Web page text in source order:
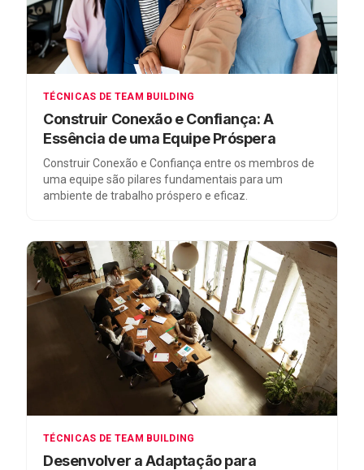
TÉCNICAS DE TEAM BUILDING
Construir Conexão e Confiança: A
Essência de uma Equipe Próspera
Construir Conexão e Confiança entre os membros de
uma equipe são pilares fundamentais para um
ambiente de trabalho próspero e eficaz.
TÉCNICAS DE TEAM BUILDING
Desenvolver a Adaptação para